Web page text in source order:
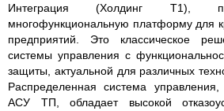
Интеграция (Холдинг Т1),
многофункциональную платформу для
предприятий. Это классическое
системы управления с
защиты, актуальной для различных
Распределенная система
АСУ ТП, обладает высокой